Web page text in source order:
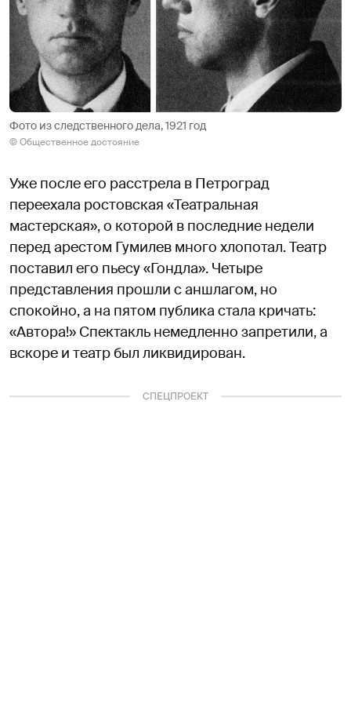
Фото из следственного дела, 1921 год
© Общественное достояние
Уже после его расстрела в Петроград
переехала ростовская «Театральная
мастерская», о которой в последние недели
перед арестом Гумилев много хлопотал. Театр
поставил его пьесу «Гондла». Четыре
представления прошли с аншлагом, но
спокойно, а на пятом публика стала кричать:
«Автора!» Спектакль немедленно запретили, а
вскоре и театр был ликвидирован.
СПЕЦПРОЕКТ